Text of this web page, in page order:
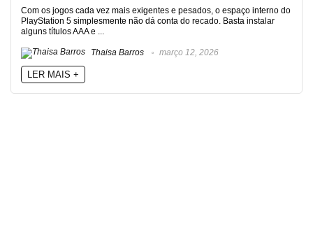
Com os jogos cada vez mais exigentes e pesados, o espaço interno do
PlayStation 5 simplesmente não dá conta do recado. Basta instalar
alguns títulos AAA e ...
Thaisa Barros março 12, 2026
LER MAIS +